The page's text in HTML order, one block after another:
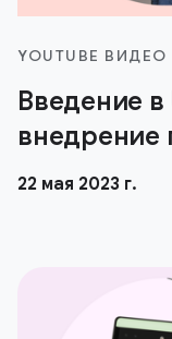
YOUTUBE ВИДЕО
Введение в
внедрение
22 мая 2023 г.